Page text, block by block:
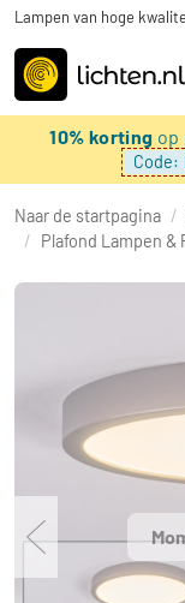
Lampen van hoge
10% korting op
Code:
Naar de startpagina /
/ Plafond Lampen &